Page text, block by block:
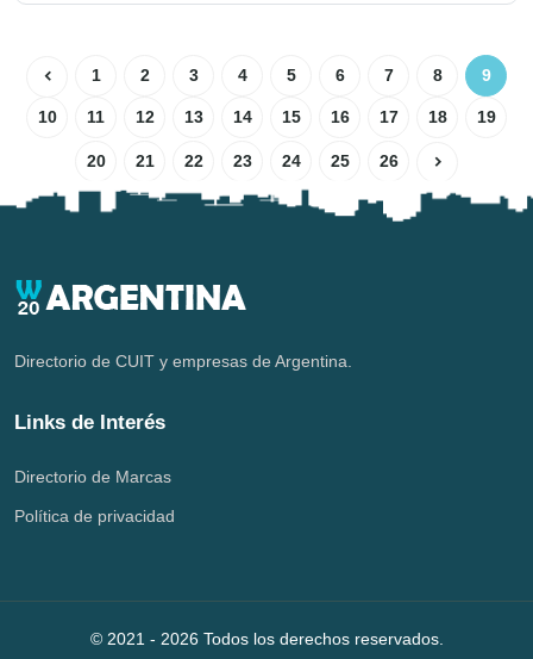
1 2 3 4 5 6 7 8 9
10 11 12 13 14 15 16 17 18 19
20 21 22 23 24 25 26
Directorio de CUIT y empresas de Argentina.
Links de Interés
Directorio de Marcas
Política de privacidad
© 2021 - 2026 Todos los derechos reservados.